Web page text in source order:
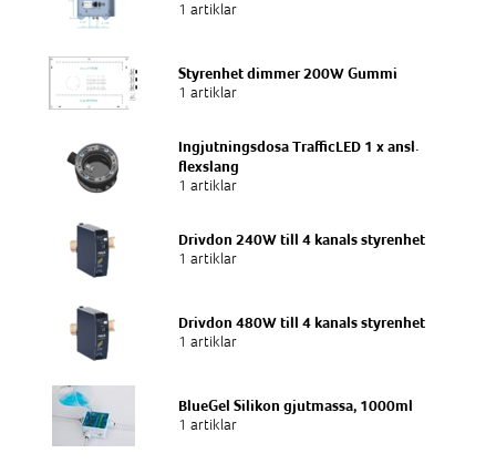
1 artiklar
Styrenhet dimmer 200W Gummi
1 artiklar
Ingjutningsdosa TrafficLED 1 x ansl.
flexslang
1 artiklar
Drivdon 240W till 4 kanals styrenhet
1 artiklar
Drivdon 480W till 4 kanals styrenhet
1 artiklar
BlueGel Silikon gjutmassa, 1000ml
1 artiklar